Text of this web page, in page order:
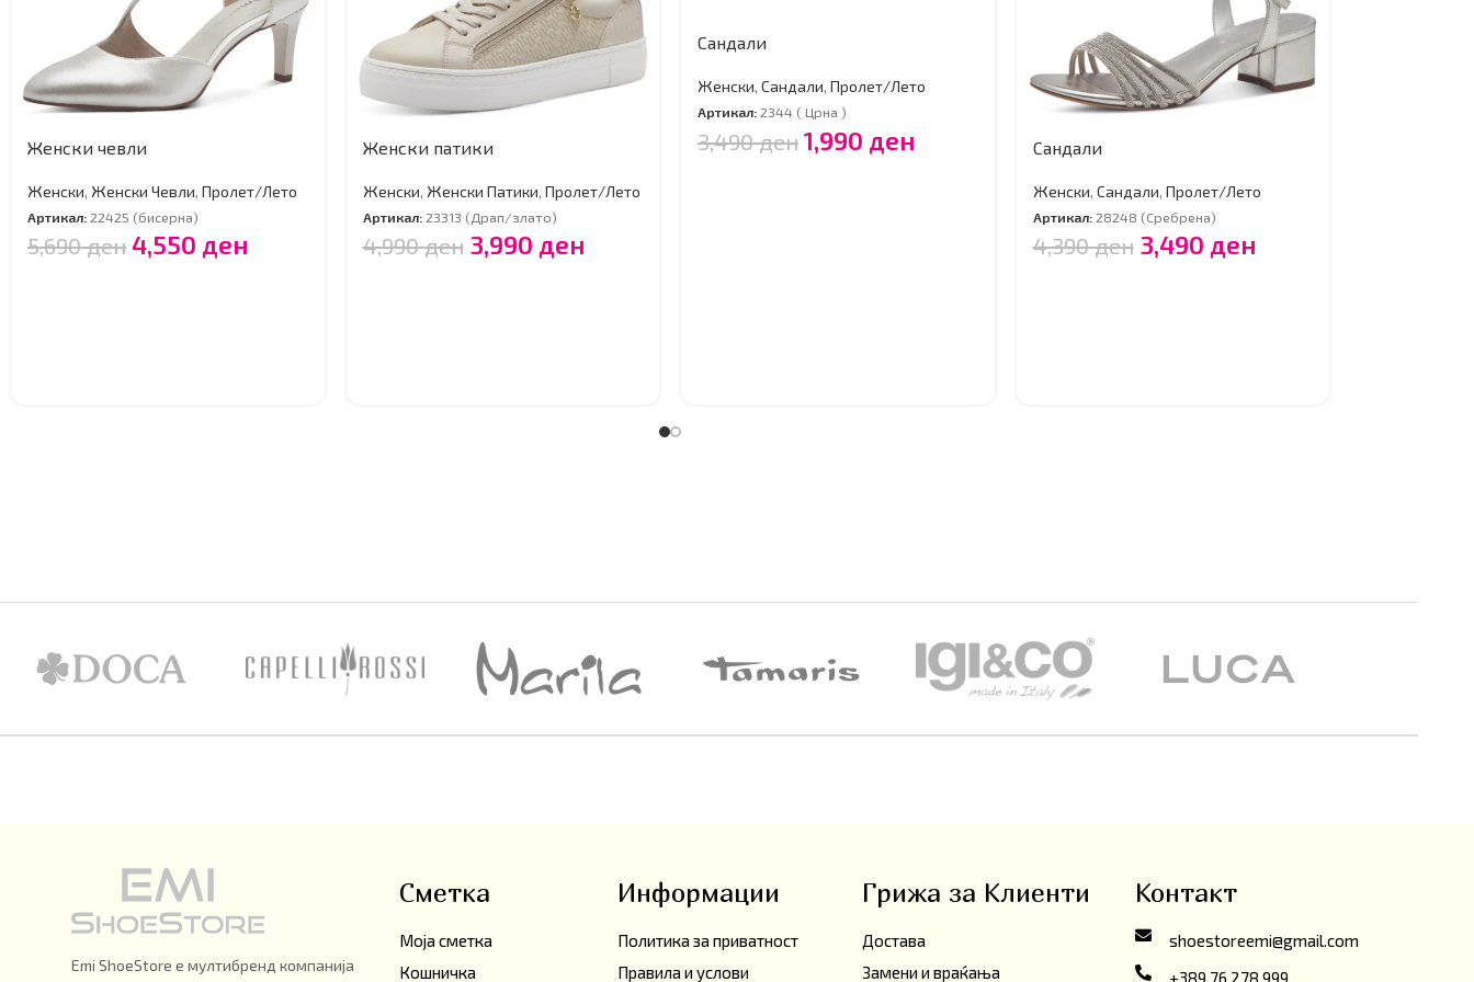
Женски чевли
Женски, Женски Чевли, Пролет/Лето
Артикал:22425 (бисерна)
5,690ден 4,550 ден
Женски патики
Женски, Женски Патики, Пролет/Лето
Артикал:23313 (Драп/злато)
4,990ден 3,990 ден
Сандали
Женски, Сандали, Пролет/Лето
Артикал:2344 ( Црна )
3,490ден 1,990 ден Сандали
Женски, Сандали, Пролет/Лето
Артикал:28248 (Сребрена)
4,390ден 3,490 ден
Emi ShoeStore е мултибренд компанија
Сметка
Моја сметка
Кошничка
Информации
Политика за приватност
Правила и услови
Грижа за Клиенти
Достава
Замени и враќања
Контакт
shoestoreemi@gmail.com
+389 76 278 999